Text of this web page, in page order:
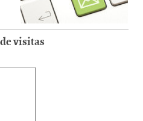
visitas